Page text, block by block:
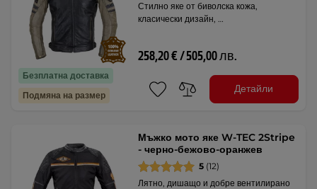
Безплатна доставка
Подмяна на размер
Стилно яке от биволска кожа,
класически дизайн, …
258,20 € / 505,00 лв.
Детайли
Мъжко мото яке W-TEC 2Stripe
- черно-бежово-оранжев
5 (12)
Лятно, дишащо и добре вентилирано